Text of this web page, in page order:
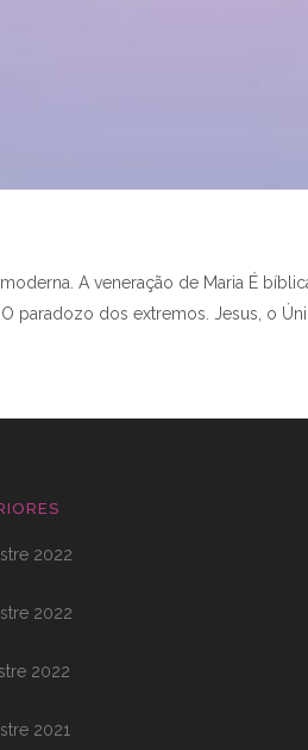
A veneração de Maria É
paradozo dos extremos. Jesus, o
2022
2022
2022
2021